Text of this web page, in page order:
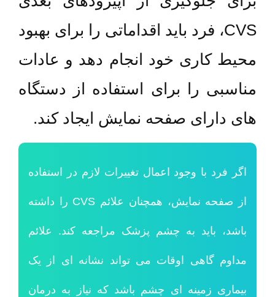
CVS، فرد باید اقداماتی را برای بهبود
محیط کاری خود انجام دهد و عادات
مناسبی را برای استفاده از دستگاه
های دارای صفحه نمایش ایجاد کند.
اگر فرد با وجود اعمال تغییرات لازم در استفاده
از صفحه نمایش، همچنان علائم CVS را داشته
باشد، باید به چشم پزشک مراجعه کند. علائم
مداوم گاهی اوقات می تواند نشانه ای از یک
بیماری زمینه ای چشم باشد که نیاز به درمان